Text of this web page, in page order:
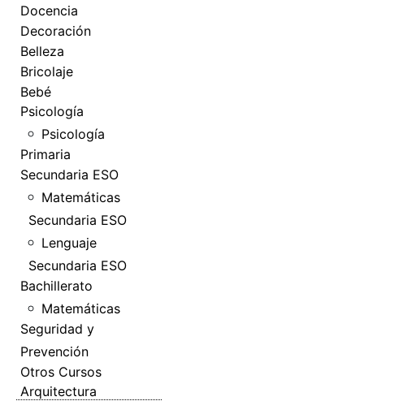
Docencia
Decoración
Belleza
Bricolaje
Bebé
Psicología
Psicología
Primaria
Secundaria ESO
Matemáticas
Secundaria ESO
Lenguaje
Secundaria ESO
Bachillerato
Matemáticas
Seguridad y
Prevención
Otros Cursos
Arquitectura